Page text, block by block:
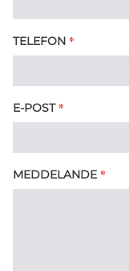
TELEFON *
E-POST *
MEDDELANDE *